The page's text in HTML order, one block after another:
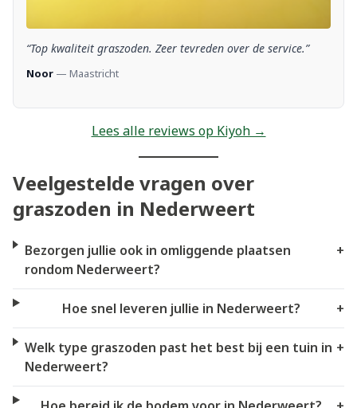
“Top kwaliteit graszoden. Zeer tevreden over de service.”
Noor — Maastricht
Lees alle reviews op Kiyoh →
Veelgestelde vragen over
graszoden in Nederweert
Bezorgen jullie ook in omliggende plaatsen
rondom Nederweert?
+
Hoe snel leveren jullie in Nederweert? +
Welk type graszoden past het best bij een tuin in
Nederweert?
+